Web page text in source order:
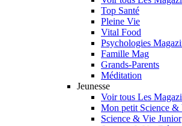
Top Santé
Pleine Vie
Vital Food
Psychologies
Famille Mag
Grands-Parents
Méditation
Jeunesse
Voir tous Les
Mon petit Science &
Science & Vie Junior